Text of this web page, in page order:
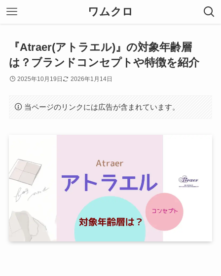
ワムクロ
『Atraer(アトラエル)』の対象年齢層
は？ブランドコンセプトや特徴を紹介
2025年10月19日 2026年1月14日
当ページのリンクには広告が含まれています。